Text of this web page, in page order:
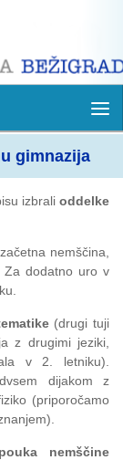
gimnazija
izbralioddelke
nemščina,
Za dodatno uro v
(drugi tuji
z drugimi jeziki,
v 2. letniku).
dijakom z
(priporočamo
nemščine